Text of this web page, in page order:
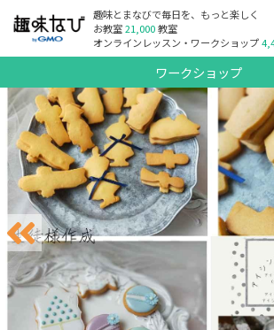
趣味とまなびで毎日を、もっと楽しく
お教室21,000教室
オンラインレッスン・ワークショップ
ワークショップ